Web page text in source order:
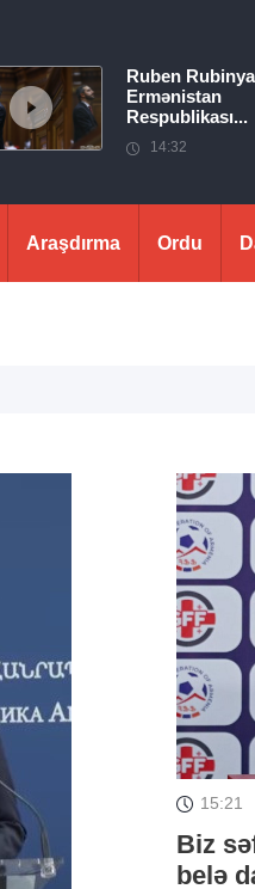
Ruben
Ermənistan
Respublikası...
14:32
Araşdırma Ordu
15:21
Biz
belə